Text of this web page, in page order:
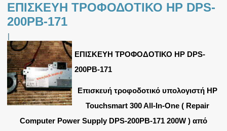
ΕΠΙΣΚΕΥΗ ΤΡΟΦΟΔΟΤΙΚΟ HP DPS-
200PB-171
|
ΕΠΙΣΚΕΥΗ ΤΡΟΦΟΔΟΤΙΚΟ HP DPS-
200PB-171
Επισκευή τροφοδοτικό υπολογιστή HP
Touchsmart 300 All-In-One ( Repair
Computer Power Supply DPS-200PB-171 200W ) από